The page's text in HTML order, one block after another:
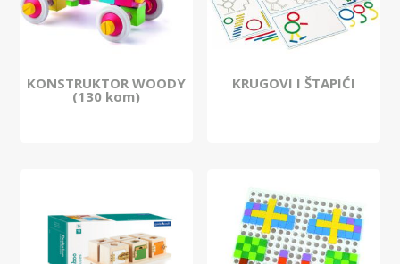
KONSTRUKTOR WOODY
(130 kom)
KRUGOVI I ŠTAPIĆI